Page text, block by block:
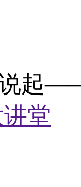
说起
堂